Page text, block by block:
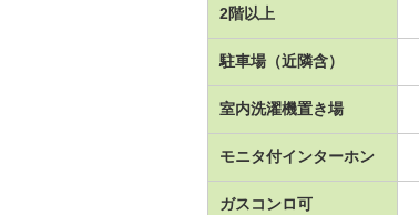
2階以上
駐車場（近隣含）
室内洗濯機置き場
モニタ付インターホン
ガスコンロ可